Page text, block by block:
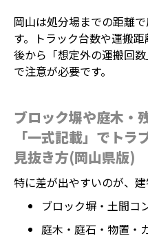
岡山は処分場までの距離
す。トラック台数や運搬
後から「想定外の運搬回
で注意が必要です。
ブロック塀や庭木・
「一式記載」でト
見抜き方(岡山県版)
特に差が出やすいのが、建
ブロック塀・土間コ
庭木・庭石・物置・